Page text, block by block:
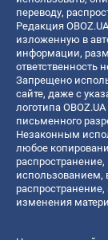
переводу,
Редакция
изложенную в
информации,
ответственность
Запрещено
сайте, даже с
логотипа
письменного
Незаконным
любое
использованием,
изменения